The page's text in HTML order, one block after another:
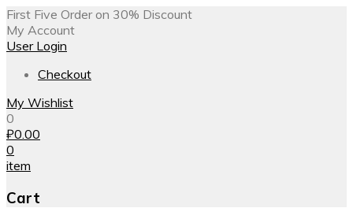
First Five Order on 30% Discount
My Account
User Login
Checkout
My Wishlist
0
₽0.00
0
item
Cart